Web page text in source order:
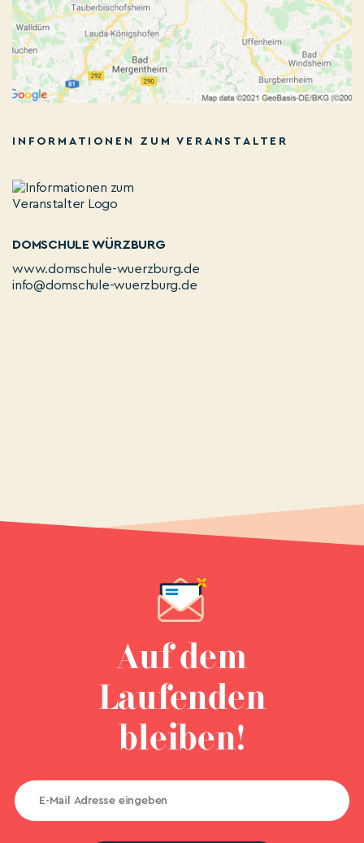
INFORMATIONEN ZUM VERANSTALTER
DOMSCHULE WÜRZBURG
www.domschule-wuerzburg.de
info@domschule-wuerzburg.de
Auf dem
Laufenden
bleiben!